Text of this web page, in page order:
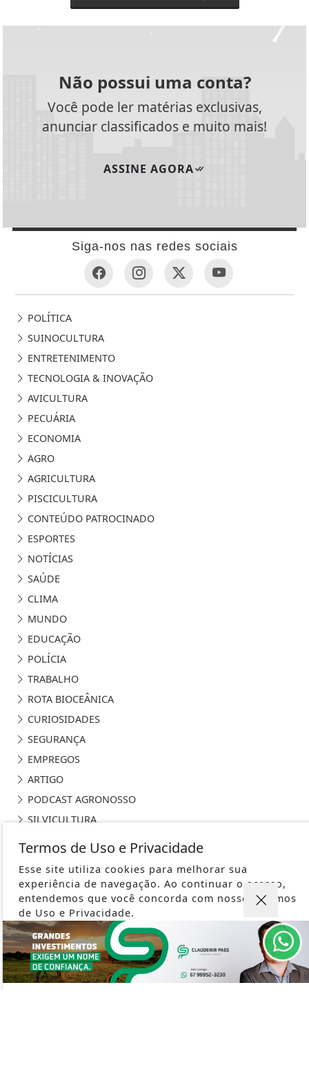
Não possui uma conta?
Você pode ler matérias exclusivas,
anunciar classificados e muito mais!
ASSINE AGORA
Siga-nos nas redes sociais
POLÍTICA
SUINOCULTURA
ENTRETENIMENTO
TECNOLOGIA & INOVAÇÃO
AVICULTURA
PECUÁRIA
ECONOMIA
AGRO
AGRICULTURA
PISCICULTURA
CONTEÚDO PATROCINADO
ESPORTES
NOTÍCIAS
SAÚDE
CLIMA
MUNDO
EDUCAÇÃO
POLÍCIA
TRABALHO
ROTA BIOCEÂNICA
CURIOSIDADES
SEGURANÇA
EMPREGOS
ARTIGO
PODCAST AGRONOSSO
SILVICULTURA
PORTAL AGRONOSSO - TODOS OS DIREITOS RESERVADOS
TERMOS DE USO E PRIVACIDADE
SOBRE
Termos de Uso e Privacidade
Esse site utiliza cookies para melhorar sua
experiência de navegação. Ao continuar o acesso,
entendemos que você concorda com nossos Termos
de Uso e Privacidade.
PARA MAIS INFORMAÇÕES,ACESSE NOSSOS TERMOS
CLICANDO AQUI
PROSSEGUIR